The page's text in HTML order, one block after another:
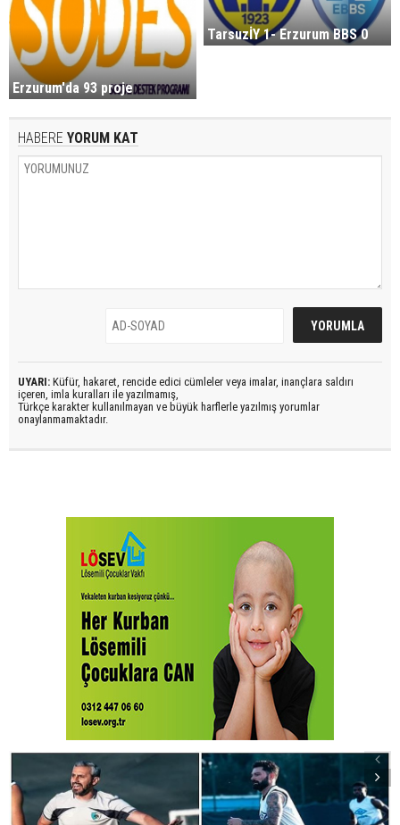
Erzurum'da 93 proje
TarsuzİY 1- Erzurum BBS 0
HABERE YORUM KAT
UYARI: Küfür, hakaret, rencide edici cümleler veya imalar, inançlara saldırı
içeren, imla kuralları ile yazılmamış,
Türkçe karakter kullanılmayan ve büyük harflerle yazılmış yorumlar
onaylanmamaktadır.